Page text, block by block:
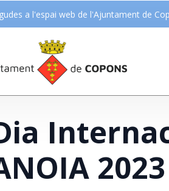
a l'espai web de l'Ajuntament de